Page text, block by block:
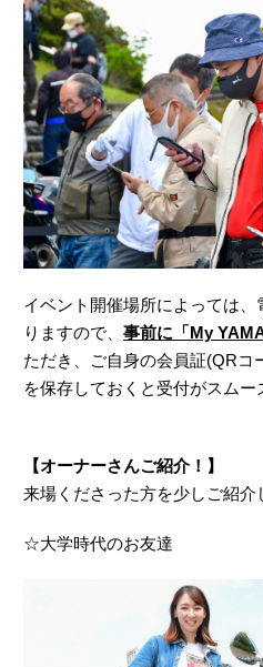
イベント開催場所によっては
りますので、 事前に「My
ただき、ご自身の会員証(QRコ
を保存しておくと受付がスムー
【オーナーさんご紹介！】
来場くださった方を少しご紹介
☆大学時代のお友達